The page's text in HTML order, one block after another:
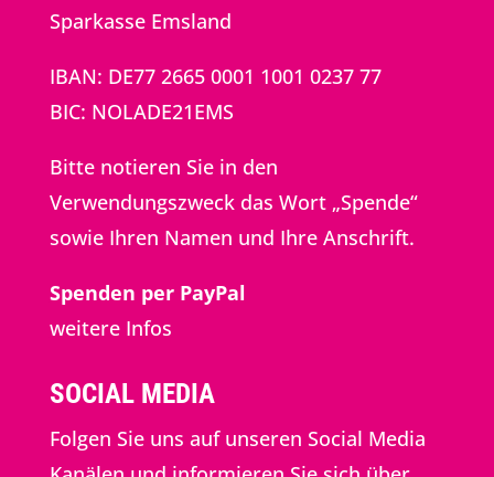
Sparkasse Emsland
IBAN: DE77 2665 0001 1001 0237 77
BIC: NOLADE21EMS
Bitte notieren Sie in den
Verwendungszweck das Wort „Spende“
sowie Ihren Namen und Ihre Anschrift.
Spenden per PayPal
weitere Infos
SOCIAL MEDIA
Folgen Sie uns auf unseren Social Media